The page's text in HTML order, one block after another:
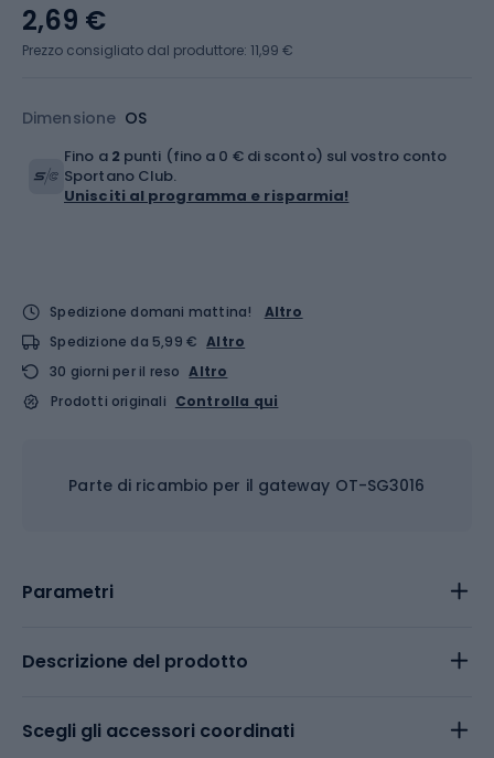
Dimensione OS
2,69 €
Prezzo consigliato dal produttore: 11,99 €
Fino a 2 punti (fino a 0 € di sconto) sul vostro conto
Sportano Club.
Unisciti al programma e risparmia!
Spedizione domani mattina!
Altro
Spedizione da 5,99 € Altro
30 giorni per il reso Altro
Prodotti originali Controlla qui
Parte di ricambio per il gateway OT-SG3016
Parametri
Descrizione del prodotto
Scegli gli accessori coordinati